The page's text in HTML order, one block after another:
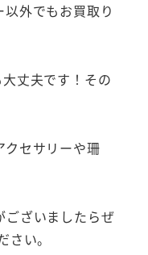
外でもお買取り
丈夫です！その
クセサリーや珊
ございましたらぜ
い。